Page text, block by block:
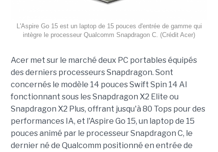
L'Aspire Go 15 est un laptop de 15 pouces d'entrée de gamme qui
intègre le processeur Qualcomm Snapdragon C. (Crédit Acer)
Acer met sur le marché deux PC portables équipés
des derniers processeurs Snapdragon. Sont
concernés le modèle 14 pouces Swift Spin 14 AI
fonctionnant sous les Snapdragon X2 Elite ou
Snapdragon X2 Plus, offrant jusqu'à 80 Tops pour des
performances IA, et l'Aspire Go 15, un laptop de 15
pouces animé par le processeur Snapdragon C, le
dernier né de Qualcomm positionné en entrée de